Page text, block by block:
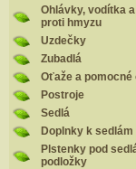
Ohlávky, vodítka
proti hmyzu
Uzdečky
Zubadlá
Oťaže a pomocné
Postroje
Sedlá
Doplnky k sedlám
Plstenky pod
podložky